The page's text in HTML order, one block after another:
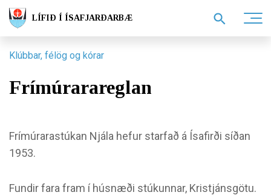
LÍFIÐ Í ÍSAFJARÐARBÆ
Klúbbar, félög og kórar
Frímúrarareglan
Frímúrarastúkan Njála hefur starfað á Ísafirði síðan
1953.
Fundir fara fram í húsnæði stúkunnar, Kristjánsgötu.